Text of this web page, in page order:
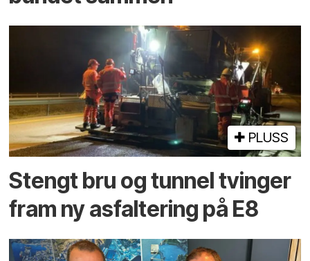
PLUSS
Stengt bru og tunnel tvinger
fram ny asfaltering på E8